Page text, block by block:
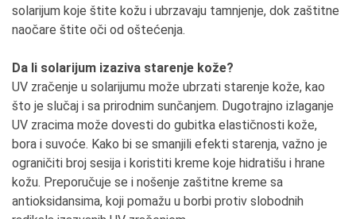
solarijum koje štite kožu i ubrzavaju tamnjenje, dok zaštitne
naočare štite oči od oštećenja.
Da li solarijum izaziva starenje kože?
UV zračenje u solarijumu može ubrzati starenje kože, kao
što je slučaj i sa prirodnim sunčanjem. Dugotrajno izlaganje
UV zracima može dovesti do gubitka elastičnosti kože,
bora i suvoće. Kako bi se smanjili efekti starenja, važno je
ograničiti broj sesija i koristiti kreme koje hidratišu i hrane
kožu. Preporučuje se i nošenje zaštitne kreme sa
antioksidansima, koji pomažu u borbi protiv slobodnih